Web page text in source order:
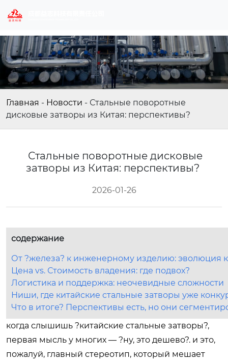
Главная - Новости - Стальные поворотные
дисковые затворы из Китая: перспективы?
Стальные поворотные дисковые
затворы из Китая: перспективы?
2026-01-26
содержание
От ?железа? к инженерному изделию: эволюция
Цена vs. Стоимость владения: где подвох?
Логистика и поддержка: неочевидные сложности
Ниши, где китайские стальные затворы уже
Что в итоге? Перспективы есть, но они
когда слышишь ?китайские стальные затворы?,
первая мысль у многих — ?ну, это дешево?. и это,
пожалуй, главный стереотип, который мешает